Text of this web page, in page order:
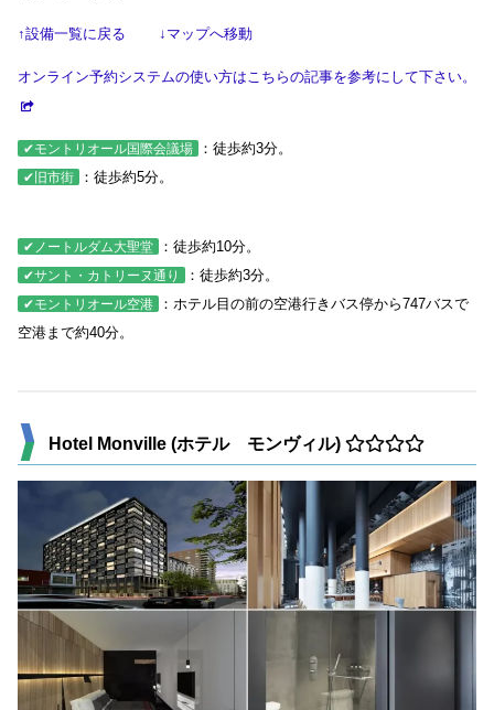
↑設備一覧に戻る ↓マップへ移動
オンライン予約システムの使い方はこちらの記事を参考にして下さい。
✔モントリオール国際会議場 ：徒歩約3分。
✔旧市街 ：徒歩約5分。
✔ノートルダム大聖堂 ：徒歩約10分。
✔サント・カトリーヌ通り ：徒歩約3分。
✔モントリオール空港
：ホテル目の前の空港行きバス停から747バスで
空港まで約40分。
Hotel Monville (ホテル モンヴィル)